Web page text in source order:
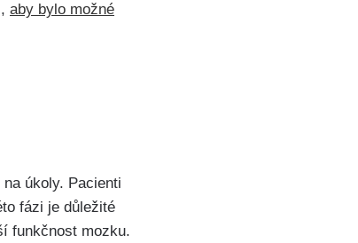
aby bylo možné
úkoly. Pacienti
fázi je důležité
funkčnost mozku.